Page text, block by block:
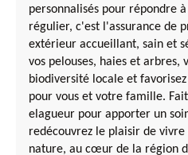
personnalisés pour répondre
régulier, c'est l'assurance de
extérieur accueillant, sain et
vos pelouses, haies et arbres,
biodiversité locale et
pour vous et votre famille.
elagueur pour apporter un
redécouvrez le plaisir de
nature, au cœur de la région